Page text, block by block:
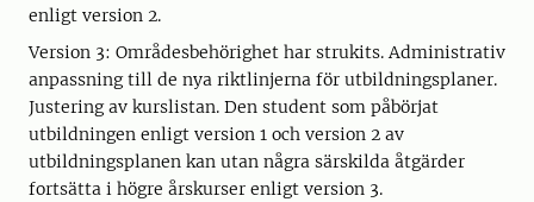
enligt version 2.
Version 3: Områdesbehörighet har strukits. Administrativ
anpassning till de nya riktlinjerna för utbildningsplaner.
Justering av kurslistan. Den student som påbörjat
utbildningen enligt version 1 och version 2 av
utbildningsplanen kan utan några särskilda åtgärder
fortsätta i högre årskurser enligt version 3.